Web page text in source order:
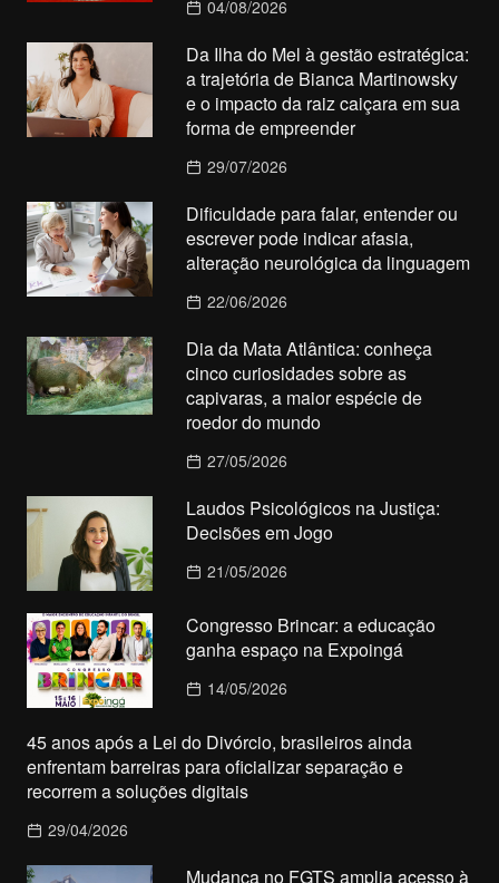
04/08/2026
Da Ilha do Mel à gestão estratégica:
a trajetória de Bianca Martinowsky
e o impacto da raiz caiçara em sua
forma de empreender
29/07/2026
Dificuldade para falar, entender ou
escrever pode indicar afasia,
alteração neurológica da linguagem
22/06/2026
Dia da Mata Atlântica: conheça
cinco curiosidades sobre as
capivaras, a maior espécie de
roedor do mundo
27/05/2026
Laudos Psicológicos na Justiça:
Decisões em Jogo
21/05/2026
Congresso Brincar: a educação
ganha espaço na Expoingá
14/05/2026
45 anos após a Lei do Divórcio, brasileiros ainda
enfrentam barreiras para oficializar separação e
recorrem a soluções digitais
29/04/2026
Mudança no FGTS amplia acesso à